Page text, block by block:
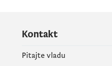
Kontakt
Pitajte vladu